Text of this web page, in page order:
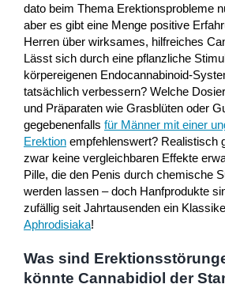
dato beim Thema Erektionsprobleme
aber es gibt eine Menge positive
Herren über wirksames, hilfreiches
Lässt sich durch eine pflanzliche
körpereigenen Endocannabinoid-
tatsächlich verbessern? Welche
und Präparaten wie Grasblüten oder
gegebenenfalls für Männer mit einer
Erektionempfehlenswert? Realistisch
zwar keine vergleichbaren Effekte
Pille, die den Penis durch chemische
werden lassen – doch Hanfprodukte
zufällig seit Jahrtausenden ein
Aphrodisiaka!
Was sind
könnte Cannabidiol der